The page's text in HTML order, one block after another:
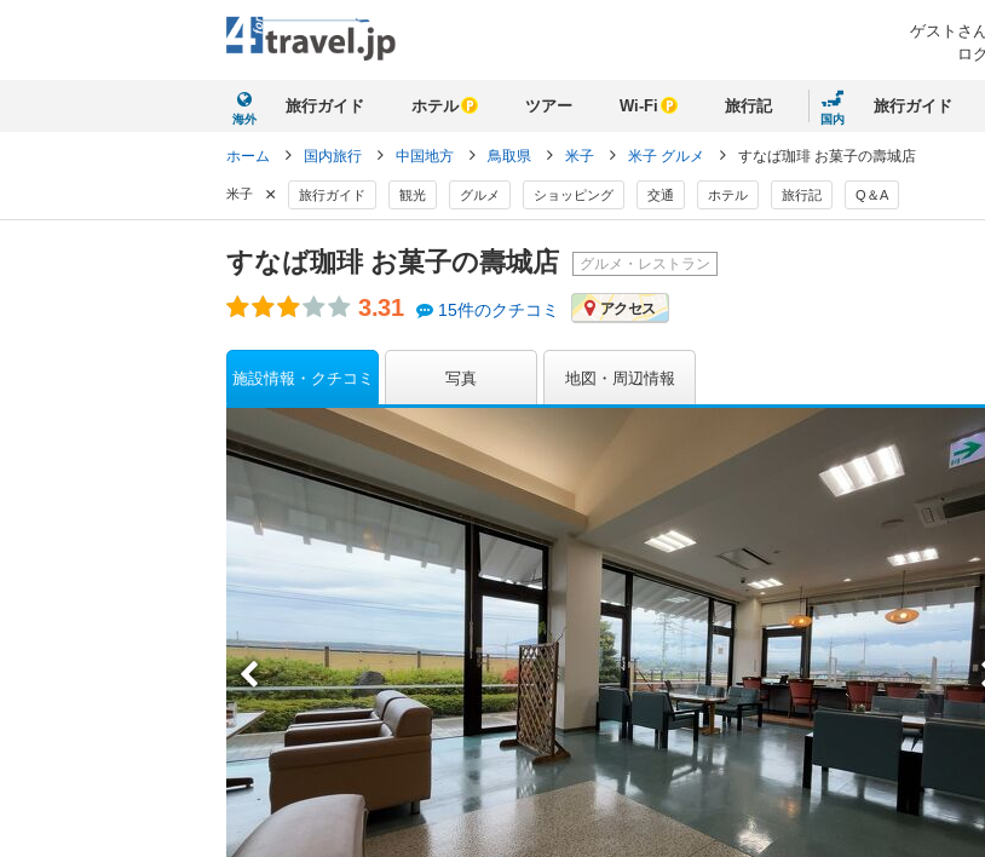
ゲストさん
ロ
海外
旅行ガイド ホテル ツアー Wi-Fi 旅行記
国内
旅行ガイド
ホーム 国内旅行 中国地方 鳥取県 米子 米子 グルメ すなば珈琲 お菓子の壽城店
米子 × 旅行ガイド 観光 グルメ ショッピング 交通 ホテル 旅行記 Q＆A
すなば珈琲 お菓子の壽城店 グルメ・レストラン
3.31 15件のクチコミ アクセス
施設情報・クチコミ 写真 地図・周辺情報